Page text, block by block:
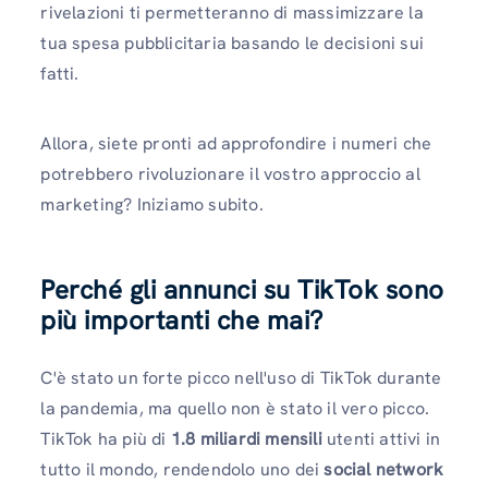
rivelazioni ti permetteranno di massimizzare la
tua spesa pubblicitaria basando le decisioni sui
fatti.
Allora, siete pronti ad approfondire i numeri che
potrebbero rivoluzionare il vostro approccio al
marketing? Iniziamo subito.
Perché gli annunci su TikTok sono
più importanti che mai?
C'è stato un forte picco nell'uso di TikTok durante
la pandemia, ma quello non è stato il vero picco.
TikTok ha più di 1.8 miliardi mensili utenti attivi in ​​
tutto il mondo, rendendolo uno deisocial network